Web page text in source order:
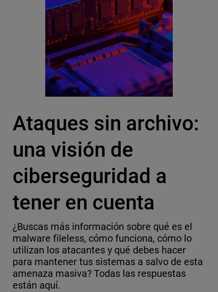
Ataques sin archivo:
una visión de
ciberseguridad a
tener en cuenta
¿Buscas más información sobre qué es el
malware fileless, cómo funciona, cómo lo
utilizan los atacantes y qué debes hacer
para mantener tus sistemas a salvo de esta
amenaza masiva? Todas las respuestas
están aquí.